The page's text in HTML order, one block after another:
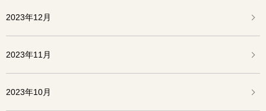
2023年12月
2023年11月
2023年10月